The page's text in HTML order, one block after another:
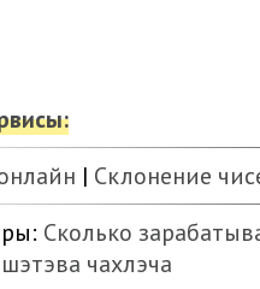
| Склонение
Сколько
шэтэва чахлэча